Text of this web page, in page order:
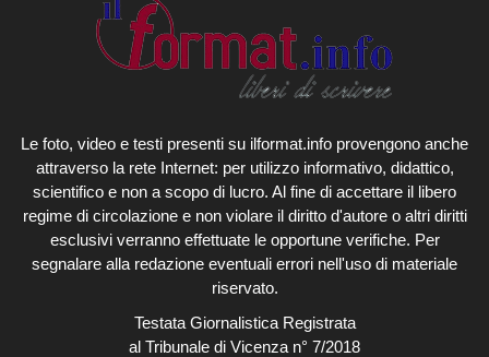
Le foto, video e testi presenti su ilformat.info provengono anche
attraverso la rete Internet: per utilizzo informativo, didattico,
scientifico e non a scopo di lucro. Al fine di accettare il libero
regime di circolazione e non violare il diritto d'autore o altri diritti
esclusivi verranno effettuate le opportune verifiche. Per
segnalare alla redazione eventuali errori nell'uso di materiale
riservato.
Testata Giornalistica Registrata
al Tribunale di Vicenza n° 7/2018